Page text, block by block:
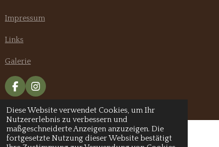
Diese Website verwendet Cookies, um Ihr
Nutzererlebnis zu verbessern und
maßgeschneiderte Anzeigen anzuzeigen. Die
fortgesetzte Nutzung dieser Website bestätigt
Impressum
Links
Galerie
F
a
c
e
b
o
I
n
s
t
a
g